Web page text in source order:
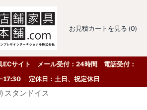
お見積カートを見る (0)
サイト メール受付：24時間 電話受付：
定休日：土日、祝定休日
スタンドイス